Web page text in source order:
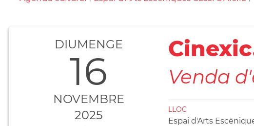
DIUMENGE
16
NOVEMBRE
2025
Venda
LLOC
Espai d'Arts